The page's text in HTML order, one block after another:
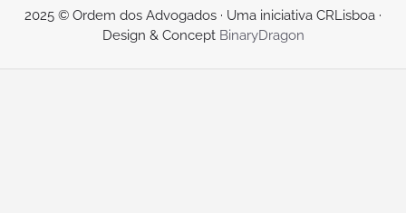
2025 © Ordem dos Advogados · Uma iniciativa CRLisboa ·
Design & Concept BinaryDragon